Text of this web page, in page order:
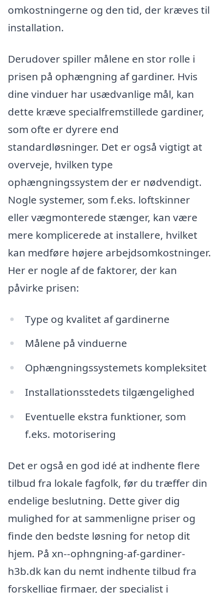
omkostningerne og den tid, der kræves til
installation.
Derudover spiller målene en stor rolle i
prisen på ophængning af gardiner. Hvis
dine vinduer har usædvanlige mål, kan
dette kræve specialfremstillede gardiner,
som ofte er dyrere end
standardløsninger. Det er også vigtigt at
overveje, hvilken type
ophængningssystem der er nødvendigt.
Nogle systemer, som f.eks. loftskinner
eller vægmonterede stænger, kan være
mere komplicerede at installere, hvilket
kan medføre højere arbejdsomkostninger.
Her er nogle af de faktorer, der kan
påvirke prisen:
Type og kvalitet af gardinerne
Målene på vinduerne
Ophængningssystemets kompleksitet
Installationsstedets tilgængelighed
Eventuelle ekstra funktioner, som
f.eks. motorisering
Det er også en god idé at indhente flere
tilbud fra lokale fagfolk, før du træffer din
endelige beslutning. Dette giver dig
mulighed for at sammenligne priser og
finde den bedste løsning for netop dit
hjem. På xn--ophngning-af-gardiner-
h3b.dk kan du nemt indhente tilbud fra
forskellige firmaer, der specialist i